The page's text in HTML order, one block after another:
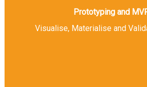
Prototyping and
Visualise, Materialise and